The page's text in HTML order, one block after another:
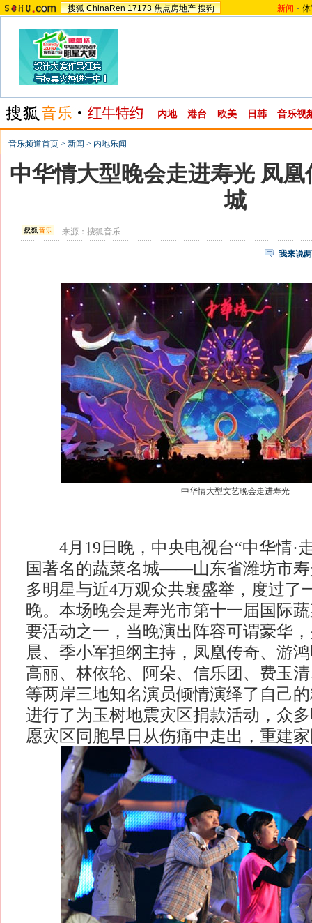
搜狐 ChinaRen 17173 焦点房地产 搜狗 新闻 -
内地 港台 欧美 日韩 音乐视
音乐频道首页 > 新闻 > 内地乐闻
中华情大型晚会走进寿光 凤
城
来源：搜狐音乐
我来说
中华情大型文艺晚会走进寿光
4月19日晚，中央电视台“中华情·
国著名的蔬菜名城——山东省潍坊市寿
多明星与近4万观众共襄盛举，度过了
晚。本场晚会是寿光市第十一届国际
要活动之一，当晚演出阵容可谓豪华
晨、季小军担纲主持，凤凰传奇、游
高丽、林依轮、阿朵、信乐团、费玉
等两岸三地知名演员倾情演绎了自己
进行了为玉树地震灾区捐款活动，众
愿灾区同胞早日从伤痛中走出，重建